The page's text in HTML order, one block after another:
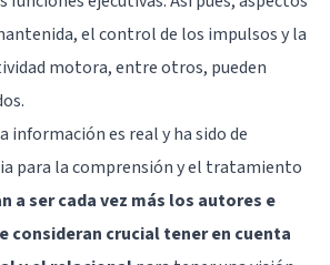
el control de los impulsos y la
motora, entre otros, pueden
información es real y ha sido de
para la comprensión y el tratamiento
a ser cada vez más los autores e
consideran crucial tener en cuenta